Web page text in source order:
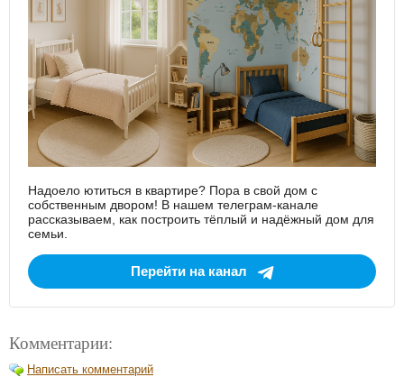
Надоело ютиться в квартире? Пора в свой дом с
собственным двором! В нашем телеграм-канале
рассказываем, как построить тёплый и надёжный дом для
семьи.
Перейти на канал
Комментарии:
Написать комментарий